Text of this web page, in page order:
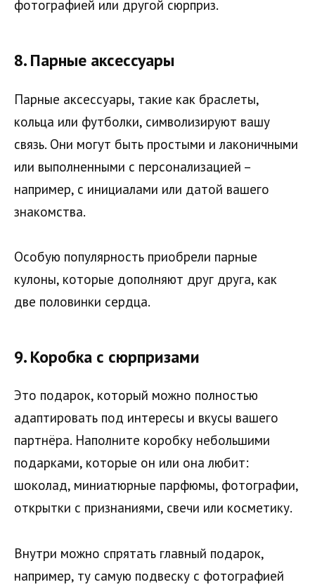
фотографией или другой сюрприз.
8.Парные аксессуары
Парные аксессуары, такие как браслеты,
кольца или футболки, символизируют вашу
связь. Они могут быть простыми и лаконичными
или выполненными с персонализацией –
например, с инициалами или датой вашего
знакомства.
Особую популярность приобрели парные
кулоны, которые дополняют друг друга, как
две половинки сердца.
9.Коробка с сюрпризами
Это подарок, который можно полностью
адаптировать под интересы и вкусы вашего
партнёра. Наполните коробку небольшими
подарками, которые он или она любит:
шоколад, миниатюрные парфюмы, фотографии,
открытки с признаниями, свечи или косметику.
Внутри можно спрятать главный подарок,
например, ту самую подвеску с фотографией